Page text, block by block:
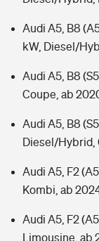
Audi A5, B8
kW, Diesel/
Audi A5, B8
Coupe, ab
Audi A5, B8
Diesel/Hybrid,
Audi A5, F2 (A5
Kombi, ab
Audi A5, F2 (A5
Limousine, ab